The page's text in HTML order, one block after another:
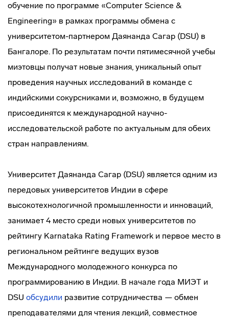
обучение по программе «Computer Science &
Engineering» в рамках программы обмена с
университетом-партнером Даянанда Сагар (DSU) в
Бангалоре. По результатам почти пятимесячной учебы
миэтовцы получат новые знания, уникальный опыт
проведения научных исследований в команде с
индийскими сокурсниками и, возможно, в будущем
присоединятся к международной научно-
исследовательской работе по актуальным для обеих
стран направлениям.
Университет Даянанда Сагар (DSU) является одним из
передовых университетов Индии в сфере
высокотехнологичной промышленности и инноваций,
занимает 4 место среди новых университетов по
рейтингу Karnataka Rating Framework и первое место в
региональном рейтинге ведущих вузов
Международного молодежного конкурса по
программированию в Индии. В начале года МИЭТ и
DSU обсудили развитие сотрудничества — обмен
преподавателями для чтения лекций, совместное